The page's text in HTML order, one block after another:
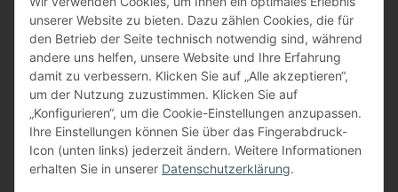
unserer Website zu bieten. Dazu zählen Cookies, die für
den Betrieb der Seite technisch notwendig sind, während
andere uns helfen, unsere Website und Ihre Erfahrung
damit zu verbessern. Klicken Sie auf „Alle akzeptieren“,
um der Nutzung zuzustimmen. Klicken Sie auf
„Konfigurieren“, um die Cookie-Einstellungen anzupassen.
Ihre Einstellungen können Sie über das Fingerabdruck-
Icon (unten links) jederzeit ändern. Weitere Informationen
erhalten Sie in unserer Datenschutzerklärung.